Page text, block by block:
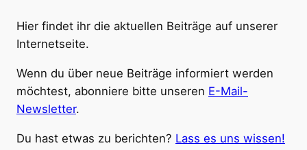
Hier findet ihr die aktuellen Beiträge auf unserer
Internetseite.
Wenn du über neue Beiträge informiert werden
möchtest, abonniere bitte unseren E-Mail-
Newsletter.
Du hast etwas zu berichten? Lass es uns wissen!